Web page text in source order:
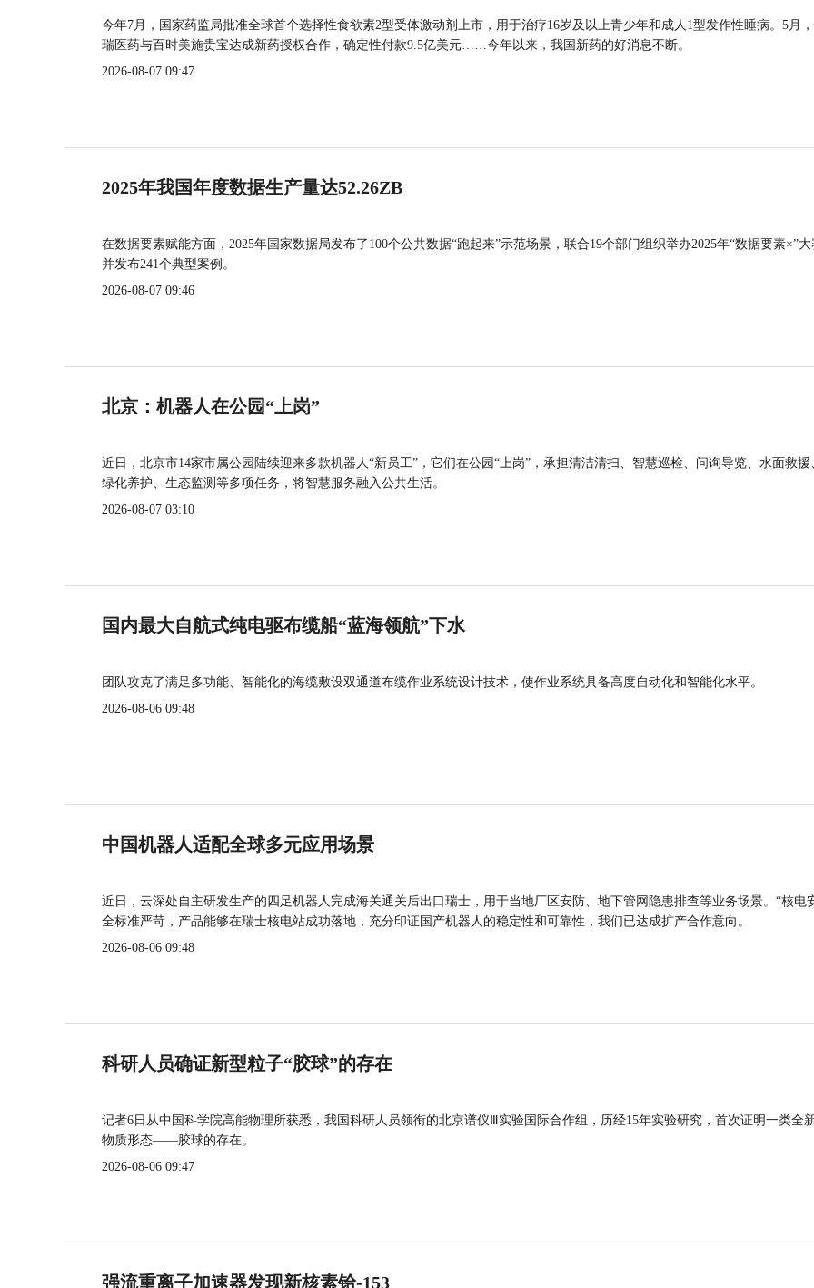
今年7月，国家药监局批准全球首个选择性食欲素2型受体激动剂上市，用于治疗16岁及以上青少年和成人1型发作性睡病。5月
瑞医药与百时美施贵宝达成新药授权合作，确定性付款9.5亿美元……今年以来，我国新药的好消息不断。
2026-08-07 09:47
2025年我国年度数据生产量达52.26ZB
在数据要素赋能方面，2025年国家数据局发布了100个公共数据“跑起来”示范场景，联合19个部门组织举办2025年“数据要素×”大
并发布241个典型案例。
2026-08-07 09:46
北京：机器人在公园“上岗”
近日，北京市14家市属公园陆续迎来多款机器人“新员工”，它们在公园“上岗”，承担清洁清扫、智慧巡检、问询导览、水面救援
绿化养护、生态监测等多项任务，将智慧服务融入公共生活。
2026-08-07 03:10
国内最大自航式纯电驱布缆船“蓝海领航”下水
团队攻克了满足多功能、智能化的海缆敷设双通道布缆作业系统设计技术，使作业系统具备高度自动化和智能化水平。
2026-08-06 09:48
中国机器人适配全球多元应用场景
近日，云深处自主研发生产的四足机器人完成海关通关后出口瑞士，用于当地厂区安防、地下管网隐患排查等业务场景。“核电
全标准严苛，产品能够在瑞士核电站成功落地，充分印证国产机器人的稳定性和可靠性，我们已达成扩产合作意向。
2026-08-06 09:48
科研人员确证新型粒子“胶球”的存在
记者6日从中国科学院高能物理所获悉，我国科研人员领衔的北京谱仪Ⅲ实验国际合作组，历经15年实验研究，首次证明一类全
物质形态——胶球的存在。
2026-08-06 09:47
强流重离子加速器发现新核素铪-153